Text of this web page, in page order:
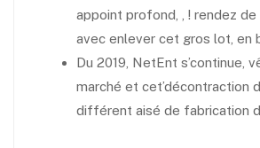
appoint profond, , ! rendez de
avec enlever cet gros lot, en
Du 2019, NetEnt s’continue,
marché et cet’décontraction
différent aisé de fabrication